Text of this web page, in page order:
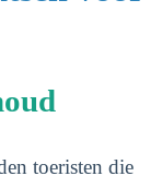
toeristen die